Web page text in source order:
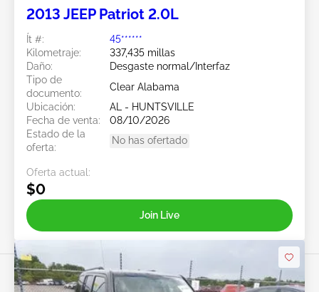
2013 JEEP Patriot 2.0L
Ít #:
45******
Kilometraje:
337,435 millas
Daño:
Desgaste normal/Interfaz
Tipo de
documento:
Clear Alabama
Ubicación:
AL - HUNTSVILLE
Fecha de venta:
08/10/2026
Estado de la
oferta:
No has ofertado
Oferta actual:
$0
Join Live